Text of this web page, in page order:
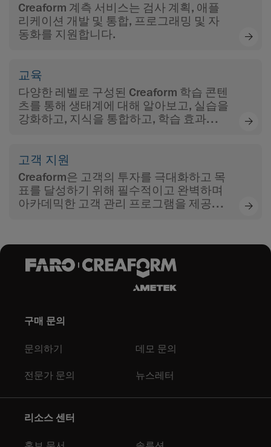
Creaform 계측 서비스는 검사 계획, 애플
리케이션 개발 및 통합, 프로그래밍 및 자
동화를 지원합니다.
교육
다양한 레벨로 구성된 Creaform 학습 콘텐
츠를 통해 생태계에 대해 알아보고, 실습을
강화하고, 지식을 통합하고, 학습 효과를
고객 지원
Creaform은 고객의 투자를 극대화하고 목
표를 달성하기 위해 필수적이고 완벽하며
아카데믹한 고객 관리 프로그램을 제공합
구매 문의
문의하기 데모 문의
전문가 문의 뉴스레터
리소스 센터